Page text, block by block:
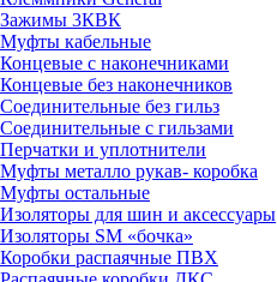
Зажимы 3КВК
Муфты кабельные
Концевые с наконечниками
Концевые без наконечников
Соединительные без гильз
Соединительные с гильзами
Перчатки и уплотнители
Муфты металло рукав- коробка
Муфты остальные
Изоляторы для шин и аксессуары
Изоляторы SM «бочка»
Коробки распаячные ПВХ